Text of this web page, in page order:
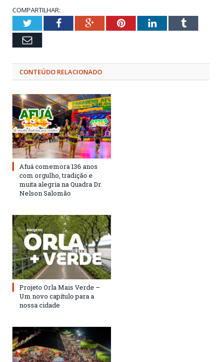
COMPARTILHAR:
TwitterFacebookGoogle+PinterestLinkedInTumblr
Email
CONTEÚDO RELACIONADO
Afuá comemora 136 anos
com orgulho, tradição e
muita alegria na Quadra Dr.
Nelson Salomão
Projeto Orla Mais Verde –
Um novo capítulo para a
nossa cidade